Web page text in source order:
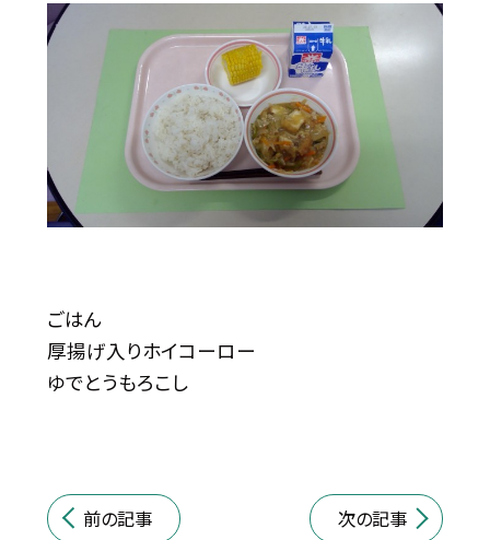
ごはん
厚揚げ入りホイコーロー
ゆでとうもろこし
前の記事 次の記事